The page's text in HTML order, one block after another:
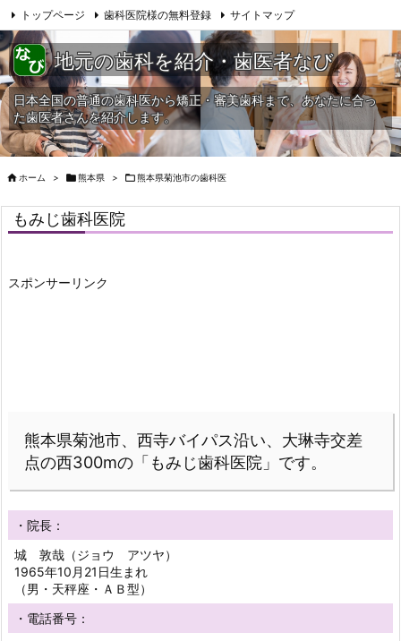
トップページ 歯科医院様の無料登録 サイトマップ
当HPへの問合せ
地元の歯科を紹介・歯医者なび
日本全国の普通の歯科医から矯正・審美歯科まで、あなたに合っ
た歯医者さんを紹介します。
 ホーム > 熊本県 > 熊本県菊池市の歯科医
もみじ歯科医院
スポンサーリンク
熊本県菊池市、西寺バイパス沿い、大琳寺交差
点の西300mの「もみじ歯科医院」です。
・院長：
城 敦哉（ジョウ アツヤ）
1965年10月21日生まれ
（男・天秤座・ＡＢ型）
・電話番号：